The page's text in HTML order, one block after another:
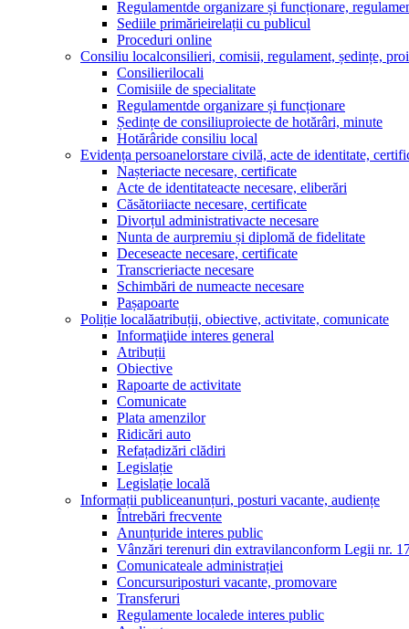
Regulamentde organizare și funcționare,
Sediile primărieirelații cu publicul
Proceduri online
Consiliu localconsilieri, comisii, regulament, ședințe,
Consilierilocali
Comisiile de specialitate
Regulamentde organizare și funcționare
Ședințe de consiliuproiecte de hotărâri, minute
Hotărâride consiliu local
Evidența persoanelorstare civilă, acte de identitate,
Nașteriacte necesare, certificate
Acte de identitateacte necesare, eliberări
Căsătoriiacte necesare, certificate
Divorțul administrativacte necesare
Nunta de aurpremiu și diplomă de fidelitate
Deceseacte necesare, certificate
Transcrieriacte necesare
Schimbări de numeacte necesare
Pașapoarte
Poliție localăatribuții, obiective, activitate, comunicate
Informaţiide interes general
Atribuții
Obiective
Rapoarte de activitate
Comunicate
Plata amenzilor
Ridicări auto
Refațadizări clădiri
Legislație
Legislație locală
Informații publiceanunțuri, posturi vacante, audiențe
Întrebări frecvente
Anunțuride interes public
Vânzări terenuri din extravilanconform Legii nr.
Comunicateale administrației
Concursuriposturi vacante, promovare
Transferuri
Regulamente localede interes public